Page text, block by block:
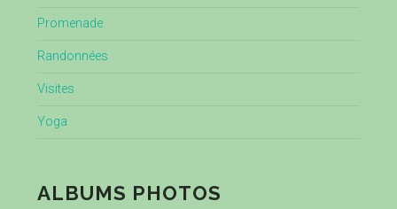
Promenade
Randonnées
Visites
Yoga
ALBUMS PHOTOS